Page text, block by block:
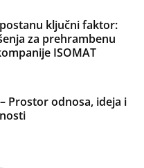
ključni faktor:
za prehrambenu
ISOMAT
Prostor odnosa, ideja i